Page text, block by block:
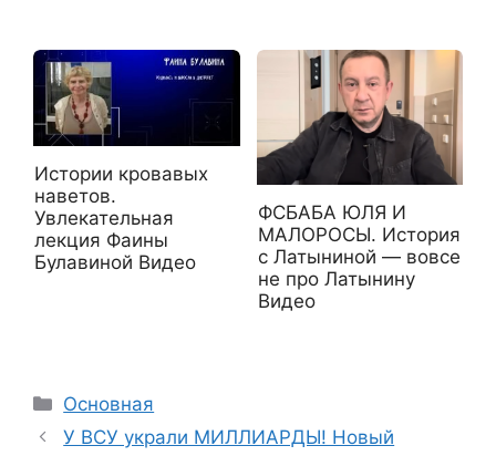
Истории кровавых
наветов.
Увлекательная
лекция Фаины
Булавиной Видео
ФСБАБА ЮЛЯ И
МАЛОРОСЫ. История
с Латыниной — вовсе
не про Латынину
Видео
Рубрики
Основная
У ВСУ украли МИЛЛИАРДЫ! Новый